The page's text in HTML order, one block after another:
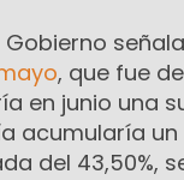
Gobierno
, que fue
en junio una
acumularía un
del 43,50%,